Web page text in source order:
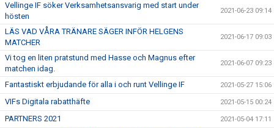
Vellinge IF söker Verksamhetsansvarig med start under
hösten
2021-06-23 09:14
LÄS VAD VÅRA TRÄNARE SÄGER INFÖR HELGENS
MATCHER
2021-06-17 09:03
Vi tog en liten pratstund med Hasse och Magnus efter
matchen idag.
2021-06-07 09:23
Fantastiskt erbjudande för alla i och runt Vellinge IF 2021-05-27 15:06
VIFs Digitala rabatthäfte 2021-05-15 00:24
PARTNERS 2021 2021-05-04 17:11